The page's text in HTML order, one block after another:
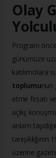
Olay
Program
günümüze
katılımcılara
toplumunun
etme fırsatı
açılış
anlam
üzerine